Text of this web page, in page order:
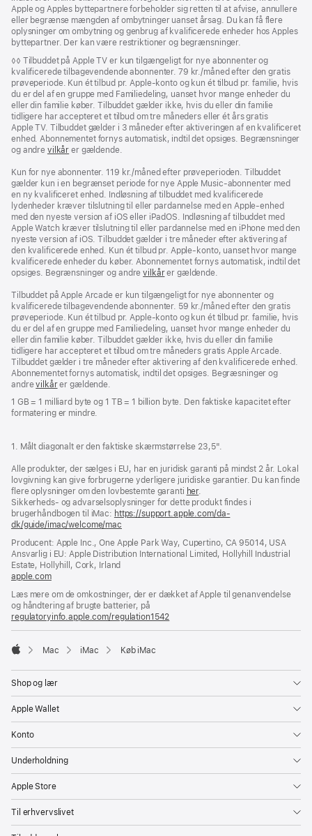
Apple og Apples byttepartnere forbeholder sig retten til at afvise, annullere
eller begrænse mængden af ombytninger uanset årsag. Du kan få flere
oplysninger om ombytning og genbrug af kvalificerede enheder hos Apples
byttepartner. Der kan være restriktioner og begrænsninger.
Fodnote
◊◊ Tilbuddet på Apple TV er kun tilgængeligt for nye abonnenter og
kvalificerede tilbagevendende abonnenter. 79 kr./måned efter den gratis
prøveperiode. Kun ét tilbud pr. Apple‑konto og kun ét tilbud pr. familie, hvis
du er del af en gruppe med Familiedeling, uanset hvor mange enheder du
eller din familie køber. Tilbuddet gælder ikke, hvis du eller din familie
tidligere har accepteret et tilbud om tre måneders eller ét års gratis
Apple TV. Tilbuddet gælder i 3 måneder efter aktiveringen af en kvalificeret
enhed. Abonnementet fornys automatisk, indtil det opsiges. Begrænsninger
og andre vilkår er gældende.
Kun for nye abonnenter. 119 kr./måned efter prøveperioden. Tilbuddet
gælder kun i en begrænset periode for nye Apple Music-abonnenter med
en ny kvalificeret enhed. Indløsning af tilbuddet med kvalificerede
lydenheder kræver tilslutning til eller pardannelse med en Apple-enhed
med den nyeste version af iOS eller iPadOS. Indløsning af tilbuddet med
Apple Watch kræver tilslutning til eller pardannelse med en iPhone med den
nyeste version af iOS. Tilbuddet gælder i tre måneder efter aktivering af
den kvalificerede enhed. Kun ét tilbud pr. Apple‑konto, uanset hvor mange
kvalificerede enheder du køber. Abonnementet fornys automatisk, indtil det
opsiges. Begrænsninger og andrevilkårer gældende.
Tilbuddet på Apple Arcade er kun tilgængeligt for nye abonnenter og
kvalificerede tilbagevendende abonnenter. 59 kr./måned efter den gratis
prøveperiode. Kun ét tilbud pr. Apple‑konto og kun ét tilbud pr. familie, hvis
du er del af en gruppe med Familiedeling, uanset hvor mange enheder du
eller din familie køber. Tilbuddet gælder ikke, hvis du eller din familie
tidligere har accepteret et tilbud om tre måneders gratis Apple Arcade.
Tilbuddet gælder i tre måneder efter aktivering af den kvalificerede enhed.
Abonnementet fornys automatisk, indtil det opsiges. Begræsninger og
andrevilkårer gældende.
1 GB = 1 milliard byte og 1 TB = 1 billion byte. Den faktiske kapacitet efter
formatering er mindre.
1. Målt diagonalt er den faktiske skærmstørrelse 23,5".
Alle produkter, der sælges i EU, har en juridisk garanti på mindst 2 år. Lokal
lovgivning kan give forbrugerne yderligere juridiske garantier. Du kan finde
flere oplysninger om den lovbestemte garanti her.
Sikkerheds- og advarselsoplysninger for dette produkt findes i
brugerhåndbogen til iMac: https://support.apple.com/da-
dk/guide/imac/welcome/mac
et
nyt
Producent: Apple Inc., One Apple Park Way, Cupertino, CA 95014, USA
Ansvarlig i EU: Apple Distribution International Limited, Hollyhill Industrial
Estate, Hollyhill, Cork, Irland
apple.com(åbner
et
nyt
vindue)
Læs mere om de omkostninger, der er dækket af Apple til genanvendelse
og håndtering af brugte batterier, på
regulatoryinfo.apple.com/regulation1542
Mac iMac Køb iMac
Shop og lær
Apple Wallet
Konto
Underholdning
Apple Store
Til erhvervslivet